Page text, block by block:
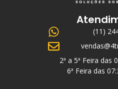
(11)
2ª a 5ª Feira das
6ª Feira das